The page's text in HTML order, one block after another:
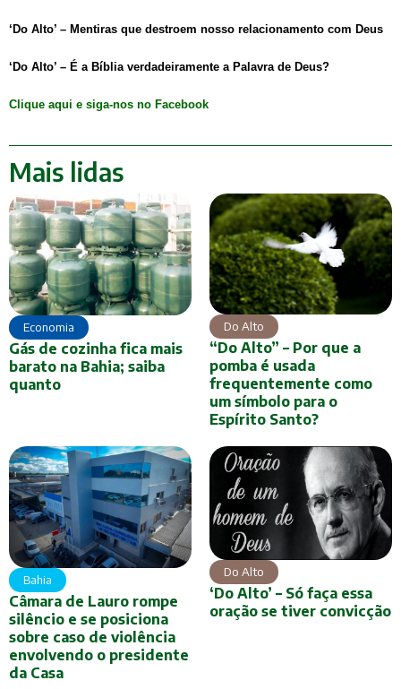
‘Do Alto’ – Mentiras que destroem nosso relacionamento com Deus
‘Do Alto’ – É a Bíblia verdadeiramente a Palavra de Deus?
Clique aqui e siga-nos no Facebook
Mais lidas
Economia
Gás de cozinha fica mais
barato na Bahia; saiba
quanto
Do Alto
“Do Alto” – Por que a
pomba é usada
frequentemente como
um símbolo para o
Espírito Santo?
Bahia
Câmara de Lauro rompe
silêncio e se posiciona
sobre caso de violência
envolvendo o presidente
da Casa
Do Alto
‘Do Alto’ – Só faça essa
oração se tiver convicção